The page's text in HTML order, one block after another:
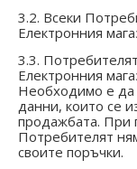
3.2. Всеки
Електронния
3.3.
Електронния
Необходимо е да
данни, които се
продажбата. При
Потребителят
своите поръчки.